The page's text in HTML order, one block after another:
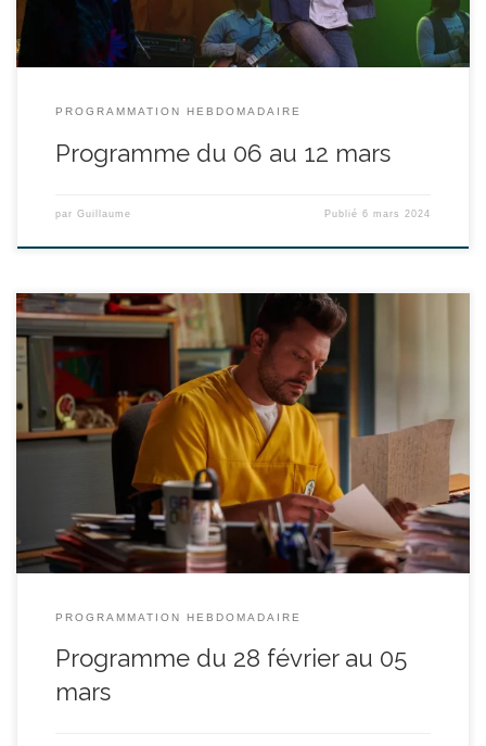
PROGRAMMATION HEBDOMADAIRE
Programme du 06 au 12 mars
par Guillaume Publié6 mars 2024
réalisé par Claude Zidi Jr. - avec Kev Adams, Jean Reno, Daniel
Prévost durée : 1h42’ Quand le foyer Lino Vartan - qui accueille
jeunes orphelins et seniors- doit fermer pour raisons sanitaires,
Milann n’a pas d’autre choix que de répondre à l’invitation d’une
maison de retraite dans le Sud […]
PROGRAMMATION HEBDOMADAIRE
Programme du 28 février au 05
mars